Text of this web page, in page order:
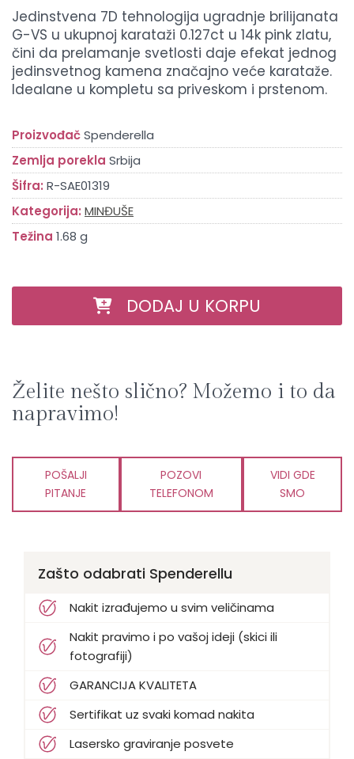
Jedinstvena 7D tehnologija ugradnje brilijanata
G-VS u ukupnoj karataži 0.127ct u 14k pink zlatu,
čini da prelamanje svetlosti daje efekat jednog
jedinsvetnog kamena značajno veće karataže.
Idealane u kompletu sa priveskom i prstenom.
ProizvođačSpenderella
Zemlja porekla Srbija
Šifra: R-SAE01319
Kategorija: MINĐUŠE
Težina 1.68 g
DODAJ U KORPU
Želite nešto slično? Možemo i to da
napravimo!
POŠALJI
PITANJE
POZOVI
TELEFONOM
VIDI GDE
SMO
Zašto odabrati Spenderellu
Nakit izrađujemo u svim veličinama
Nakit pravimo i po vašoj ideji (skici ili
fotografiji)
GARANCIJA KVALITETA
Sertifikat uz svaki komad nakita
Lasersko graviranje posvete